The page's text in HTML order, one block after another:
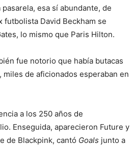
esa sí abundante, de
futbolista David Beckham se
lo mismo que Paris Hilton.
fue notorio que había butacas
de aficionados esperaban en
a los 250 años de
Enseguida, aparecieron Future y
de Blackpink, cantó Goals junto a